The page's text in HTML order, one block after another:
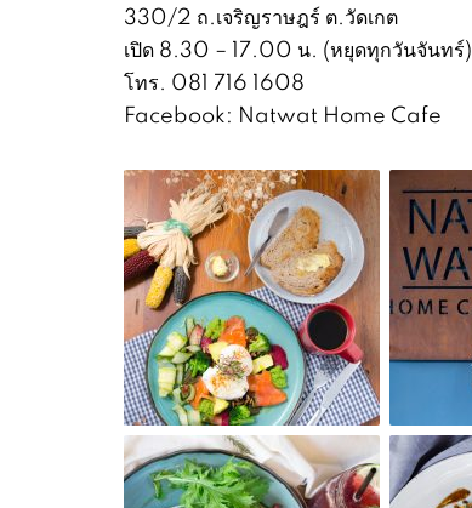
330/2 ถ.เจริญราษฎร์ ต.วัดเกต
เปิด 8.30 – 17.00 น. (หยุดทุกวันจันทร์)
โทร. 081 716 1608
Facebook: Natwat Home Cafe